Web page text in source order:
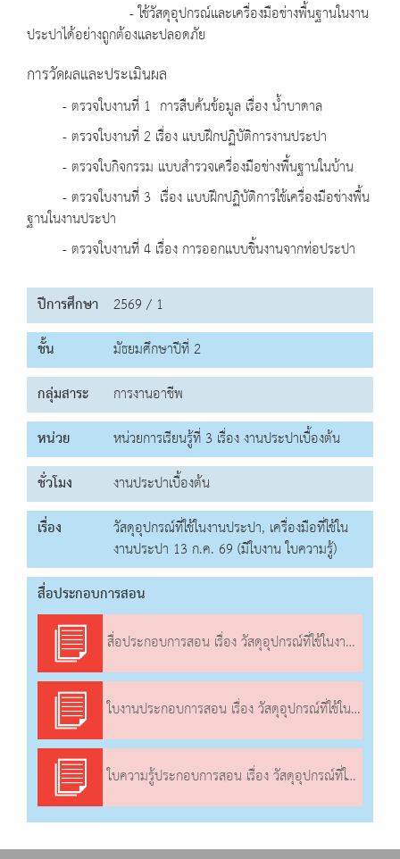
- ใช้วัสดุอุปกรณ์และเครื่องมือช่างพื้นฐานในงาน
ประปาได้อย่างถูกต้องและปลอดภัย
การวัดผลและประเมินผล
- ตรวจใบงานที่ 1 การสืบค้นข้อมูล เรื่อง น้ำบาดาล
- ตรวจใบงานที่ 2 เรื่อง แบบฝึกปฏิบัติการงานประปา
- ตรวจใบกิจกรรม แบบสำรวจเครื่องมือช่างพื้นฐานในบ้าน
- ตรวจใบงานที่ 3 เรื่อง แบบฝึกปฏิบัติการใช้เครื่องมือช่างพื้น
ฐานในงานประปา
- ตรวจใบงานที่ 4 เรื่อง การออกแบบชิ้นงานจากท่อประปา
ปีการศึกษา 2569 / 1
ชั้น
มัธยมศึกษาปีที่ 2
กลุ่มสาระ
การงานอาชีพ
หน่วย
หน่วยการเรียนรู้ที่ 3 เรื่อง งานประปาเบื้องต้น
ชั่วโมง
งานประปาเบื้องต้น
เรื่อง
วัสดุอุปกรณ์ที่ใช้ในงานประปา, เครื่องมือที่ใช้ใน
งานประปา 13 ก.ค. 69 (มีใบงาน ใบความรู้)
สื่อประกอบการสอน
สื่อประกอบการสอน เรื่อง วัสดุอุปกรณ์ที่ใช้ในงานประปา, เครื่องมือที่ใช้ในงานประปา
ใบงานประกอบการสอน เรื่อง วัสดุอุปกรณ์ที่ใช้ในงานประปา, เครื่องมือที่ใช้ในงานประปา
ใบความรู้ประกอบการสอน เรื่อง วัสดุอุปกรณ์ที่ใช้ในงานประปา, เครื่องมือที่ใช้ในงานประปา